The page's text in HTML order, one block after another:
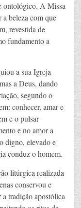
ontológico. A Missa
beleza com que
revestida de
fundamento a
a sua Igreja
a Deus, dando
segundo o
conhecer, amar e
e o pulsar
e no amor a
digno, elevado e
conduz o homem.
litúrgica realizada
conservou e
tradição apostólica